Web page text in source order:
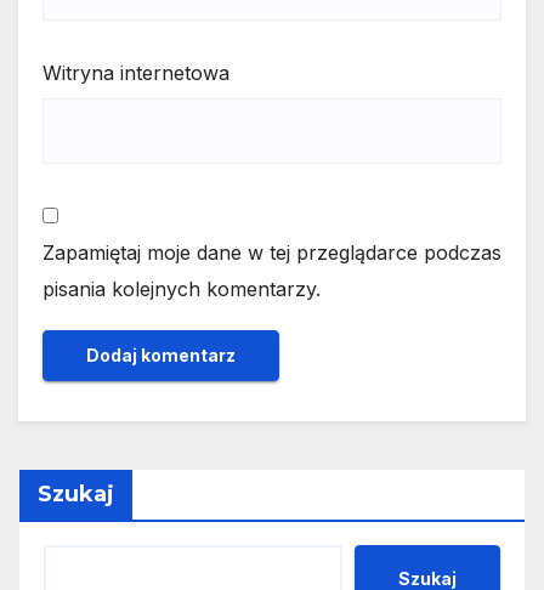
Witryna internetowa
Zapamiętaj moje dane w tej przeglądarce podczas
pisania kolejnych komentarzy.
Szukaj
Szukaj